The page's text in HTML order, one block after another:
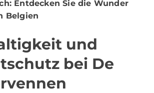
Entdecken Sie die Wunder
Belgien
und
bei De